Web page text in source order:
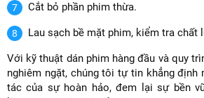
Cắt bỏ phần phim thừa.
Lau sạch bề mặt phim, kiểm tra chất
Với kỹ thuật dán phim hàng đầu và quy
nghiêm ngặt, chúng tôi tự tin khẳng định
tác của sự hoàn hảo, đem lại sự bền